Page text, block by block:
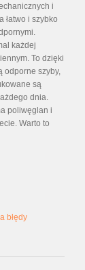
i
łatwo i szybko
każdej
To dzięki
odporne szyby,
są
dnia.
poliwęglan i
Warto to
błędy